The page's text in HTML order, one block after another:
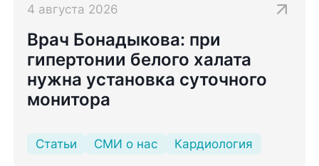
4 августа 2026
Врач Бонадыкова: при
гипертонии белого халата
нужна установка суточного
монитора
Статьи СМИ о нас Кардиология